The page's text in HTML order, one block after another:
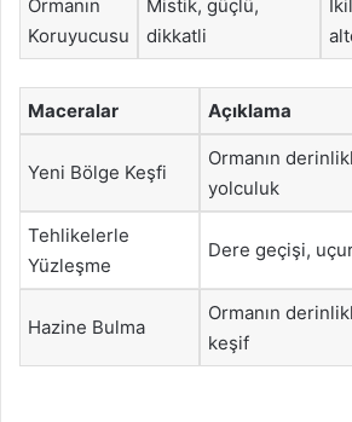
Ormanın
Koruyucusu
Mistik, güçlü,
dikkatli
Maceralar Açıklama
Yeni Bölge Keşfi
Ormanın
yolculuk
Tehlikelerle
Yüzleşme
Dere geçişi,
Hazine Bulma
Ormanın
keşif